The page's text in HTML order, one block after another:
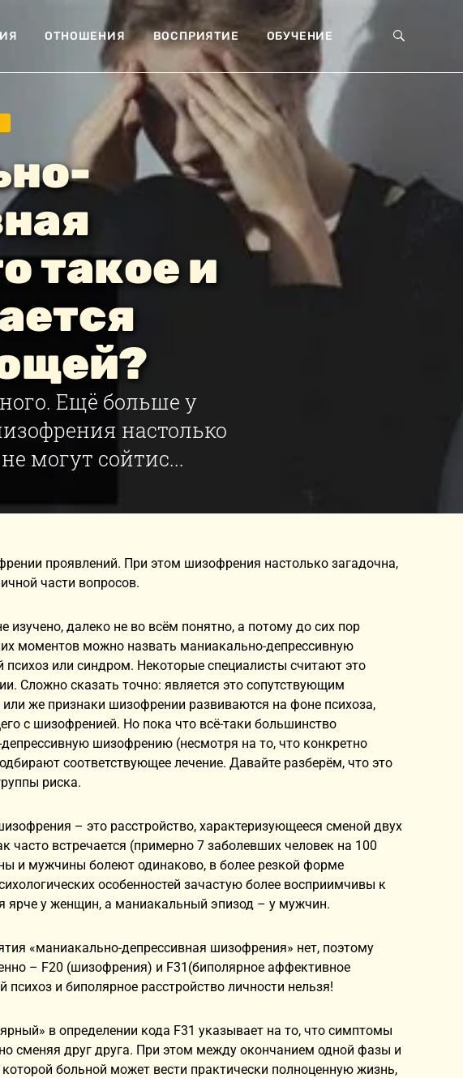
ОТНОШЕНИЯ ВОСПРИЯТИЕ ОБУЧЕНИЕ
такое и
Ещё больше у
настолько
могут сойтис...
проявлений. При этом шизофрения настолько загадочна,
части вопросов.
далеко не во всём понятно, а потому до сих пор
моментов можно назвать маниакально-депрессивную
или синдром. Некоторые специалисты считают это
Сложно сказать точно: является это сопутствующим
же признаки шизофрении развиваются на фоне психоза,
с шизофренией. Но пока что всё-таки большинство
шизофрению (несмотря на то, что конкретно
соответствующее лечение. Давайте разберём, что это
риска.
– это расстройство, характеризующееся сменой двух
часто встречается (примерно 7 заболевших человек на 100
и мужчины болеют одинаково, в более резкой форме
особенностей зачастую более восприимчивы к
ярче у женщин, а маниакальный эпизод – у мужчин.
«маниакально-депрессивная шизофрения» нет, поэтому
– F20 (шизофрения) и F31(биполярное аффективное
и биполярное расстройство личности нельзя!
в определении кода F31 указывает на то, что симптомы
сменяя друг друга. При этом между окончанием одной фазы и
больной может вести практически полноценную жизнь,